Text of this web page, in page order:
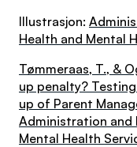
Illustrasjon:
Health and Mental
Tømmeraas, T., &
up penalty?
up of Parent
Administration and
Mental Health